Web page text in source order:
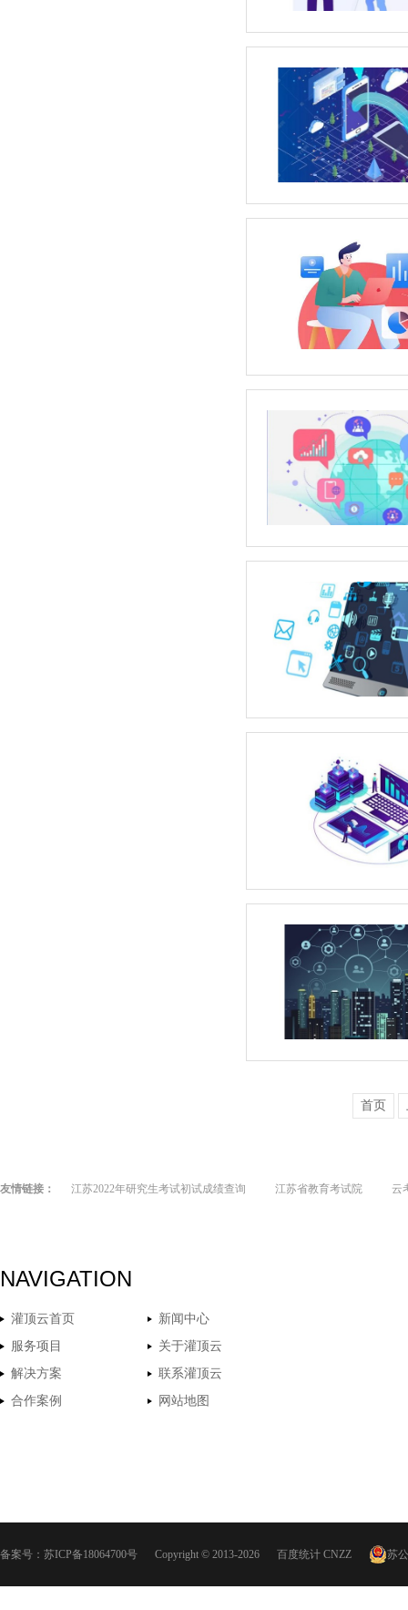
首页
友情链接： 江苏2022年研究生考试初试成绩查询 江苏省教育考试院 云
NAVIGATION
灌顶云首页
新闻中心
服务项目
关于灌顶云
解决方案
联系灌顶云
合作案例
网站地图
备案号： 苏ICP备18064700号 Copyright © 2013-2026 百度统计 CNZZ 苏